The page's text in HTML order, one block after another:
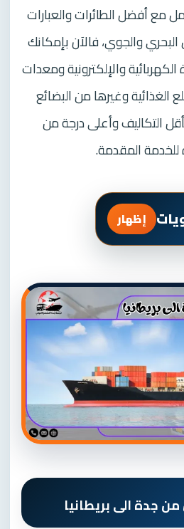
مع أفضل الطائرات والعبارات
والجوي، فالآن بإمكانك
والإلكترونية ومعدات
الغذائية وغيرها من البضائع
التكاليف وأعلى درجة من
للخدمة المقدمة.
إظهار
جدة الى بريطانيا